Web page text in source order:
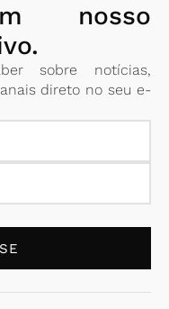
nosso
sobre notícias,
direto no seu e-